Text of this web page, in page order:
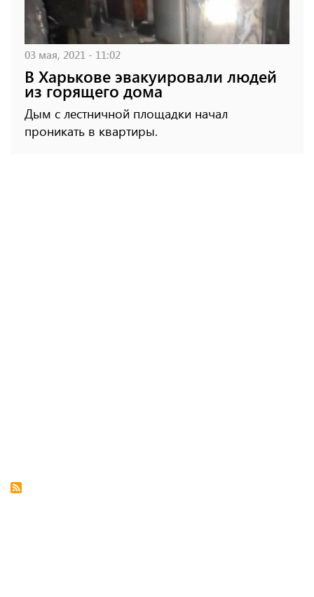
03 мая, 2021 - 11:02
В Харькове эвакуировали людей
из горящего дома
Дым с лестничной площадки начал
проникать в квартиры.